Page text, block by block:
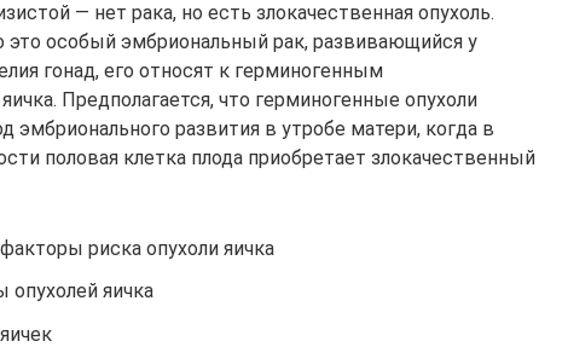
— нет рака, но есть злокачественная опухоль.
это особый эмбриональный рак, развивающийся у
гонад, его относят к герминогенным
Предполагается, что герминогенные опухоли
эмбрионального развития в утробе матери, когда в
половая клетка плода приобретает злокачественный
риска опухоли яичка
опухолей яичка